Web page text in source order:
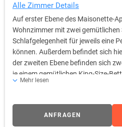
Alle Zimmer Details
Auf erster Ebene des Maisonette-
Wohnzimmer mit zwei gemütlichen
Schlafgelegenheit für jeweils eine
können. Außerdem befindet sich
der zweiten Ebene befinden sich
je einem gemütlichen King-Size-Bett.
Mehr lesen
ANFRAGEN